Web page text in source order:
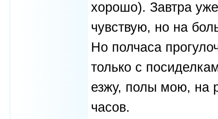
хорошо). Завтра
чувствую, но на
Но полчаса
только с
езжу, полы мою, на
часов.